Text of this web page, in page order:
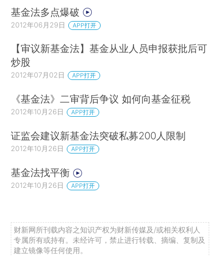
基金法多点爆破
2012年06月29日 APP打开
【审议新基金法】基金从业人员申报获批后可
炒股
2012年07月02日 APP打开
《基金法》二审背后争议 如何向基金征税
2012年10月26日 APP打开
证监会建议新基金法突破私募200人限制
2012年10月26日 APP打开
基金法找平衡
2012年10月26日 APP打开
财新网所刊载内容之知识产权为财新传媒及/或相关权利人
专属所有或持有。未经许可，禁止进行转载、摘编、复制及
建立镜像等任何使用。